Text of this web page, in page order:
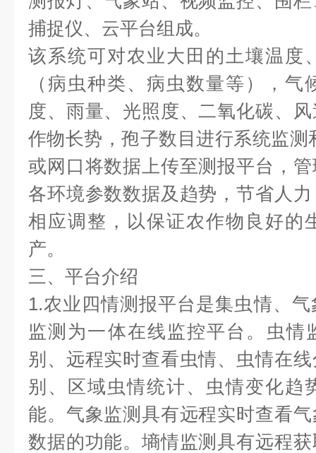
捕捉仪、云平台组成。
该系统可对农业大田的土壤温度
（病虫种类、病虫数量等），
度、雨量、光照度、二氧化碳、
作物长势，孢子数目进行系统监测
或网口将数据上传至测报平台，
各环境参数数据及趋势，节省人
相应调整，以保证农作物良好的
产。
三、平台介绍
1.农业四情测报平台是集虫情、
监测为一体在线监控平台。虫情
别、远程实时查看虫情、虫情在
别、区域虫情统计、虫情变化趋
能。气象监测具有远程实时查看
数据的功能。墒情监测具有远程